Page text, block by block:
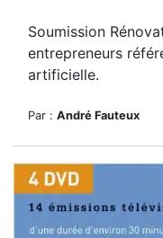
Soumission
entrepreneurs
artificielle.
Par : André Fauteux